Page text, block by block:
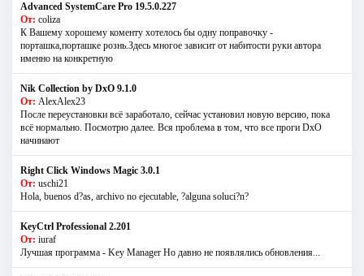
Advanced SystemCare Pro 19.5.0.227
От: coliza
К Вашему хорошему коменту хотелось бы одну поправочку -
порташка,порташке рознь.Здесь многое зависит от набитости руки автора
именно на конкретную
Nik Collection by DxO 9.1.0
От: AlexAlex23
После переустановки всё заработало, сейчас установил новую версию, пока
всё нормально. Посмотрю далее. Вся проблема в том, что все проги DxO
начинают
Right Click Windows Magic 3.0.1
От: uschi21
Hola, buenos d?as, archivo no ejecutable, ?alguna soluci?n?
KeyCtrl Professional 2.201
От: iuraf
Лучшая программа - Key Manager Но давно не появлялись обновления...